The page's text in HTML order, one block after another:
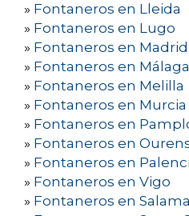
» Fontaneros en Lleida
» Fontaneros en Lugo
» Fontaneros en Madrid
» Fontaneros en Málaga
» Fontaneros en Melilla
» Fontaneros en Murcia
» Fontaneros en
» Fontaneros en
» Fontaneros en
» Fontaneros en Vigo
» Fontaneros en